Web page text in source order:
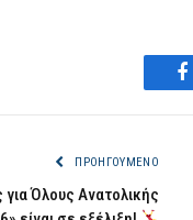
ΠΡΟΗΓΟΎΜΕΝΟ
Όλους Ανατολικής